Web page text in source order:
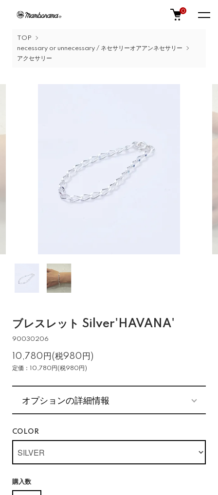
0
TOP
necessary or unnecessary / ネセサリーオアアンネセサリー
アクセサリー
ブレスレット Silver'HAVANA'
90030206
10,780円(税980円)
定価：10,780円(税980円)
オプションの詳細情報
COLOR
購入数